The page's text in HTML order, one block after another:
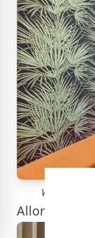
William
Allons